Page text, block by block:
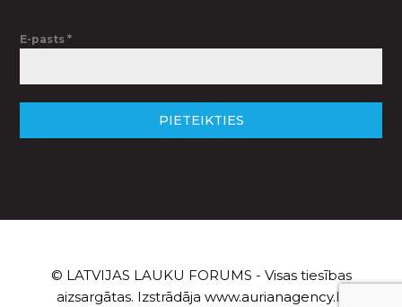
E-pasts*
PIETEIKTIES
© LATVIJAS LAUKU FORUMS - Visas tiesības
aizsargātas. Izstrādāja www.aurianagency.lv